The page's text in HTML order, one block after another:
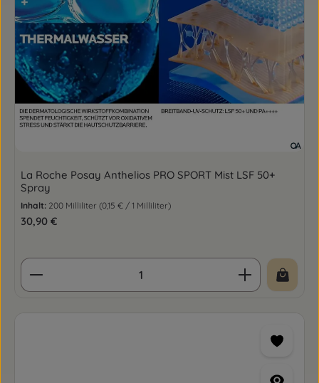
La Roche Posay Anthelios PRO SPORT Mist LSF 50+
Spray
Inhalt: 200 Milliliter (0,15 € / 1 Milliliter)
Regulärer Preis:
30,90 €
Produkt Anzahl: Gib den gewünschten Wert